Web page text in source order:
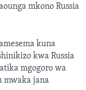
mkono Russia
kuna
kwa Russia
mgogoro wa
mwaka jana